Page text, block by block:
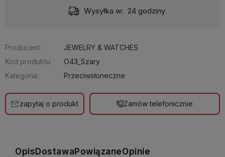
Wysyłka w: 24 godziny
Producent:
JEWELRY & WATCHES
Kod produktu:
O43_Szary
Kategoria:
Przeciwsłoneczne
zapytaj o produkt Zamów telefonicznie
Opis Dostawa PowiązaneOpinie